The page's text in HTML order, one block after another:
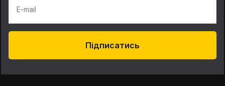
E-mail
Підписатись